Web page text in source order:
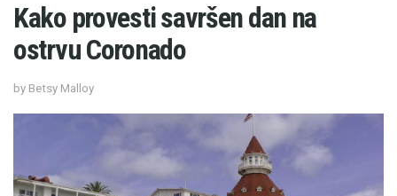
Kako provesti savršen dan na
ostrvu Coronado
by Betsy Malloy